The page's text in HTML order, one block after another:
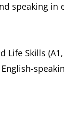
speaking in
Life Skills